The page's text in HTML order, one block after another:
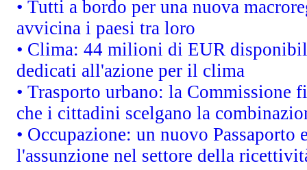
• Tutti a bordo per una nuova
avvicina i paesi tra loro
• Clima: 44 milioni di EUR
dedicati all'azione per il clima
• Trasporto urbano: la Commissione
che i cittadini scelgano la
• Occupazione: un nuovo Passaporto
l'assunzione nel settore della